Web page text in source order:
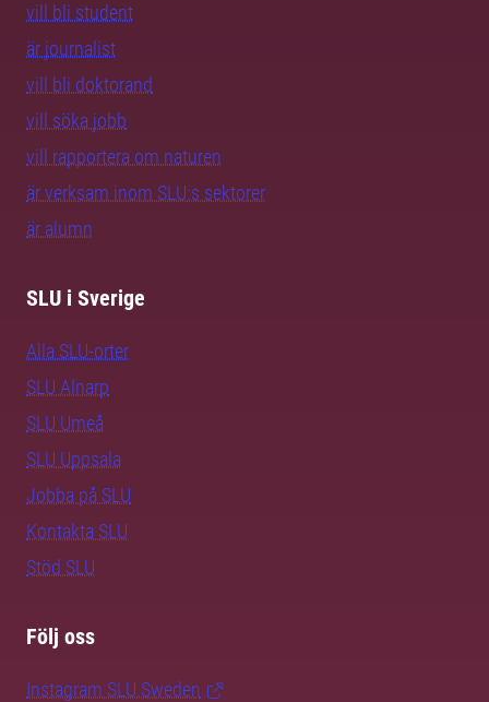
vill bli student
är journalist
vill bli doktorand
vill söka jobb
vill rapportera om naturen
är verksam inom SLU:s sektorer
är alumn
SLU i Sverige
Alla SLU-orter
SLU Alnarp
SLU Umeå
SLU Uppsala
Jobba på SLU
Kontakta SLU
Stöd SLU
Följ oss
Instagram SLU.Sweden